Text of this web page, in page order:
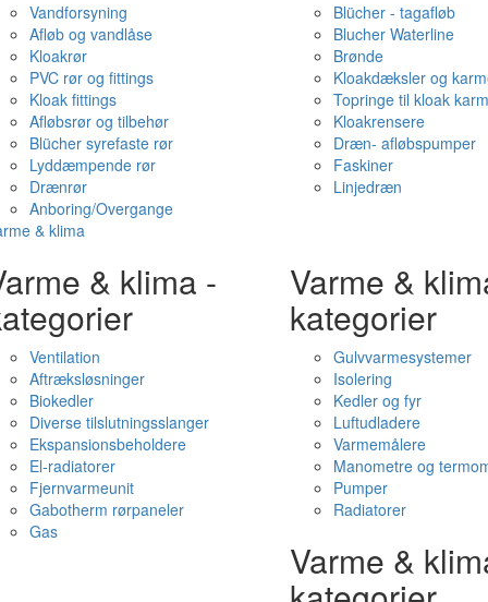
Vandforsyning
Afløb og vandlåse
Kloakrør
PVC rør og fittings
Kloak fittings
Afløbsrør og tilbehør
Blücher syrefaste rør
Lyddæmpende rør
Drænrør
Anboring/Overgange
Blücher - tagafløb
Blucher Waterline
Brønde
Kloakdæksler og
Topringe til kloak
Kloakrensere
Dræn- afløbspumper
Faskiner
Linjedræn
& klima
& klima -
Ventilation
Aftræksløsninger
Biokedler
Diverse tilslutningsslanger
Ekspansionsbeholdere
El-radiatorer
Fjernvarmeunit
Gabotherm rørpaneler
Gas
Varme &
kategorier
Gulvvarmesystemer
Isolering
Kedler og fyr
Luftudladere
Varmemålere
Manometre og
Pumper
Radiatorer
Varme &